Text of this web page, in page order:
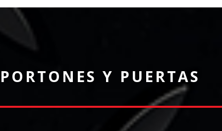
PORTONES Y PUERTAS